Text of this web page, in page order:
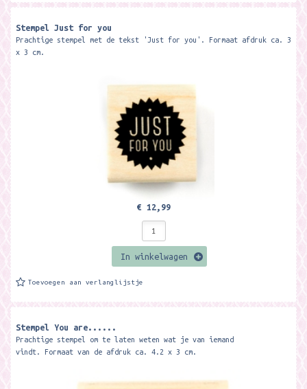
Stempel Just for you
Prachtige stempel met de tekst 'Just for you'. Formaat afdruk ca. 3
x 3 cm.
€ 12,99
In winkelwagen
Toevoegen aan verlanglijstje
Stempel You are......
Prachtige stempel om te laten weten wat je van iemand
vindt. Formaat van de afdruk ca. 4.2 x 3 cm.